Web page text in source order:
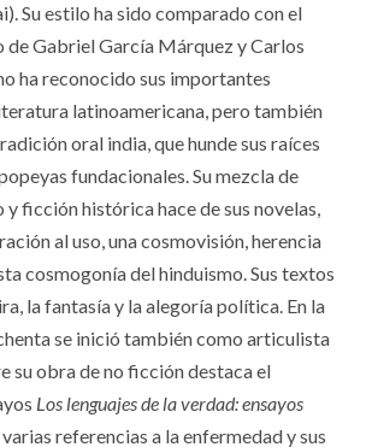
Su estilo ha sido comparado con el
de Gabriel García Márquez y Carlos
ha reconocido sus importantes
latinoamericana, pero también
oral india, que hunde sus raíces
fundacionales. Su mezcla de
ficción histórica hace de sus novelas,
al uso, una cosmovisión, herencia
cosmogonía del hinduismo. Sus textos
la fantasía y la alegoría política. En la
se inició también como articulista
su obra de no ficción destaca el
Los lenguajes de la verdad: ensayos
referencias a la enfermedad y sus